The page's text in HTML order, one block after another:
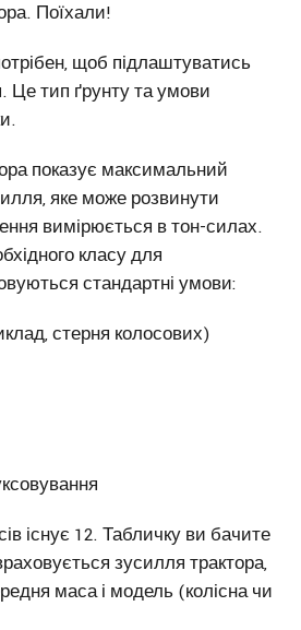
Поїхали!
щоб підлаштуватись
Це тип ґрунту та умови
показує максимальний
яке може розвинути
вимірюється в тон-силах.
класу для
стандартні умови:
стерня колосових)
існує 12. Табличку ви бачите
зусилля трактора,
маса і модель (колісна чи